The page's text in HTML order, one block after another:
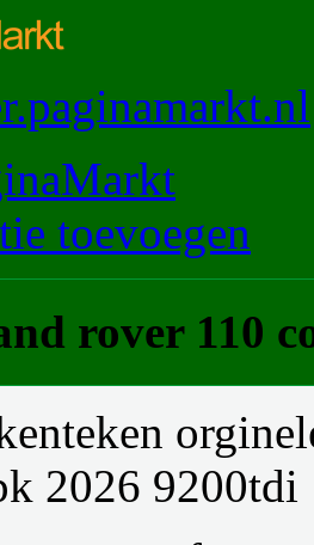
toevoegen
rover 110
2026 9200tdi